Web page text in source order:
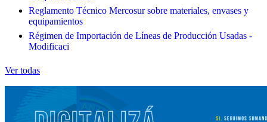
Reglamento Técnico Mercosur sobre materiales, envases y
equipamientos
Régimen de Importación de Líneas de Producción Usadas -
Modificaci
Ver todas